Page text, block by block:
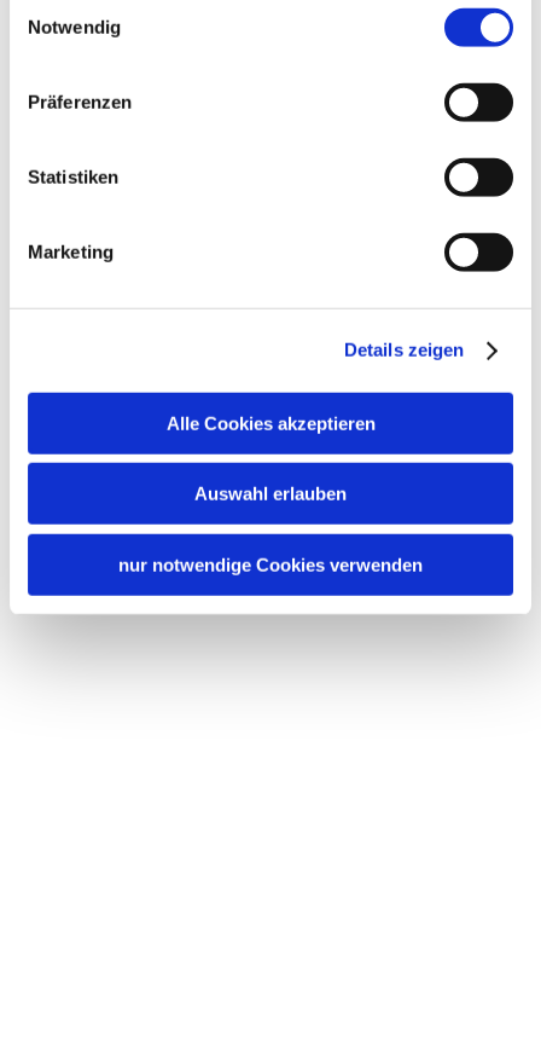
gelistet.
Notwendig
Präferenzen
Statistiken
Marketing
Details zeigen
Alle Cookies akzeptieren
Auswahl erlauben
nur notwendige Cookies verwenden